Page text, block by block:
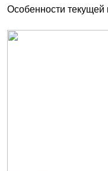
Особенности текущей